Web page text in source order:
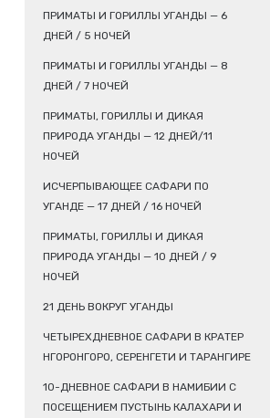
ПРИМАТЫ И ГОРИЛЛЫ УГАНДЫ — 6
ДНЕЙ / 5 НОЧЕЙ
ПРИМАТЫ И ГОРИЛЛЫ УГАНДЫ — 8
ДНЕЙ / 7 НОЧЕЙ
ПРИМАТЫ, ГОРИЛЛЫ И ДИКАЯ
ПРИРОДА УГАНДЫ — 12 ДНЕЙ/11
НОЧЕЙ
ИСЧЕРПЫВАЮЩЕЕ САФАРИ ПО
УГАНДЕ — 17 ДНЕЙ / 16 НОЧЕЙ
ПРИМАТЫ, ГОРИЛЛЫ И ДИКАЯ
ПРИРОДА УГАНДЫ — 10 ДНЕЙ / 9
НОЧЕЙ
21 ДЕНЬ ВОКРУГ УГАНДЫ
ЧЕТЫРЕХДНЕВНОЕ САФАРИ В КРАТЕР
НГОРОНГОРО, СЕРЕНГЕТИ И ТАРАНГИРЕ
10-ДНЕВНОЕ САФАРИ В НАМИБИИ С
ПОСЕЩЕНИЕМ ПУСТЫНЬ КАЛАХАРИ И